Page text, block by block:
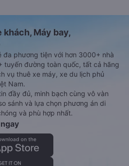
khách, Máy bay,
phương tiện với hơn 3000+ nhà
tuyến đường toàn quốc, tất cả hãng
vụ thuê xe máy, xe du lịch phủ
Nam.
đầy đủ, minh bạch cùng vô vàn
sánh và lựa chọn phương án di
và phù hợp nhất.